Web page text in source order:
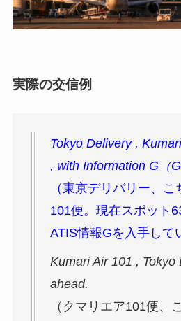
実際の交信例
Tokyo Delivery ,
, with Information G（
（東京デリバリー、
101便。現在スポット
ATIS情報Gを入手して
Kumari Air 101 , Tokyo
ahead.
（クマリエア101便、